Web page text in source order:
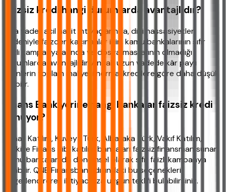
Faizsiz kredi hangi durumlarda avantajlıdır?
Kısa vadeli acil nakit ihtiyaçlarında, dini hassasiyetler
nedeniyle faizden kaçınanlar için, kamu bankalarının sıfır
faizli kampanyalarında ve dosya masrafının olmadığı
durumlarda avantajlıdır. Ancak uzun vadede kâr paylı
ürünlerin toplam maliyeti normal kredilere göre daha düşük
olabilir.
Finans Bank yerine hangi bankalar faizsiz kredi
sunuyor?
Ziraat Katılım, Kuveyt Türk, Albaraka Türk, Vakıf Katılım,
Türkiye Finans gibi katılım bankaları faizsiz finansman sunar.
Kamu bankaları da dönemsel olarak sıfır faizli kampanya
açabilir. QNB Finansbank dışındaki bu seçenekleri
değerlendirerek ihtiyacınıza uygun teklifi bulabilirsiniz.